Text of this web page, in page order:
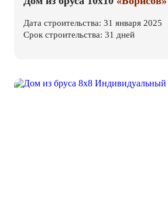
Дата строительства: 31 января 2025
Срок строительства: 31 дней